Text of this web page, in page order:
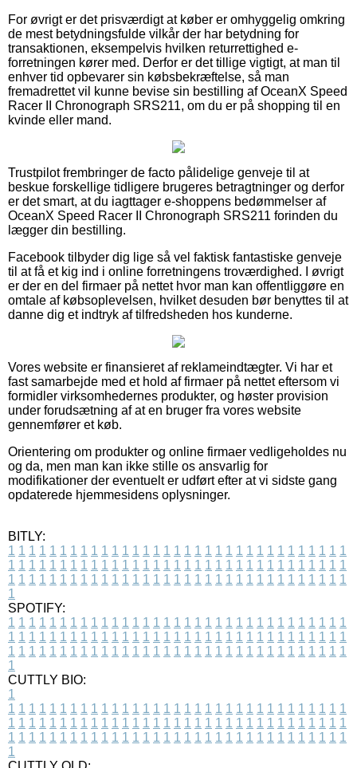
For øvrigt er det prisværdigt at køber er omhyggelig omkring
de mest betydningsfulde vilkår der har betydning for
transaktionen, eksempelvis hvilken returrettighed e-
forretningen kører med. Derfor er det tillige vigtigt, at man til
enhver tid opbevarer sin købsbekræftelse, så man
fremadrettet vil kunne bevise sin bestilling af OceanX Speed
Racer II Chronograph SRS211, om du er på shopping til en
kvinde eller mand.
Trustpilot frembringer de facto pålidelige genveje til at
beskue forskellige tidligere brugeres betragtninger og derfor
er det smart, at du iagttager e-shoppens bedømmelser af
OceanX Speed Racer II Chronograph SRS211 forinden du
lægger din bestilling.
Facebook tilbyder dig lige så vel faktisk fantastiske genveje
til at få et kig ind i online forretningens troværdighed. I øvrigt
er der en del firmaer på nettet hvor man kan offentliggøre en
omtale af købsoplevelsen, hvilket desuden bør benyttes til at
danne dig et indtryk af tilfredsheden hos kunderne.
Vores website er finansieret af reklameindtægter. Vi har et
fast samarbejde med et hold af firmaer på nettet eftersom vi
formidler virksomhedernes produkter, og høster provision
under forudsætning af at en bruger fra vores website
gennemfører et køb.
Orientering om produkter og online firmaer vedligeholdes nu
og da, men man kan ikke stille os ansvarlig for
modifikationer der eventuelt er udført efter at vi sidste gang
opdaterede hjemmesidens oplysninger.
BITLY:
1 1 1 1 1 1 1 1 1 1 1 1 1 1 1 1 1 1 1 1 1 1 1 1 1 1 1 1 1 1 1 1 1
1 1 1 1 1 1 1 1 1 1 1 1 1 1 1 1 1 1 1 1 1 1 1 1 1 1 1 1 1 1 1 1 1
1 1 1 1 1 1 1 1 1 1 1 1 1 1 1 1 1 1 1 1 1 1 1 1 1 1 1 1 1 1 1 1 1
1
SPOTIFY:
1 1 1 1 1 1 1 1 1 1 1 1 1 1 1 1 1 1 1 1 1 1 1 1 1 1 1 1 1 1 1 1 1
1 1 1 1 1 1 1 1 1 1 1 1 1 1 1 1 1 1 1 1 1 1 1 1 1 1 1 1 1 1 1 1 1
1 1 1 1 1 1 1 1 1 1 1 1 1 1 1 1 1 1 1 1 1 1 1 1 1 1 1 1 1 1 1 1 1
1
CUTTLY BIO:
1
1 1 1 1 1 1 1 1 1 1 1 1 1 1 1 1 1 1 1 1 1 1 1 1 1 1 1 1 1 1 1 1 1
1 1 1 1 1 1 1 1 1 1 1 1 1 1 1 1 1 1 1 1 1 1 1 1 1 1 1 1 1 1 1 1 1
1 1 1 1 1 1 1 1 1 1 1 1 1 1 1 1 1 1 1 1 1 1 1 1 1 1 1 1 1 1 1 1 1
1